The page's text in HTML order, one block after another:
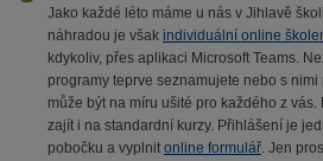
Jako každé léto máme u nás v Jihlavě
náhradou je však individuální online
kdykoliv, přes aplikaci Microsoft Teams.
programy teprve seznamujete nebo s
může být na míru ušité pro každého z
zajít i na standardní kurzy. Přihlášení je
pobočku a vyplnit online formulář. Jen